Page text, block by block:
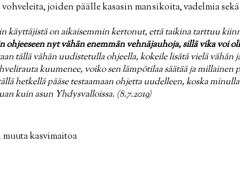
joiden päälle kasasin mansikoita, vadelmia
käyttäjistä on aikaisemmin kertonut, että taikina tarttuu
ohjeeseen nyt vähän enemmän vehnäjauhoja, sillä vika voi
tällä vähän uudistetulla ohjeella, kokeile lisätä vielä vähän
kuumenee, voiko sen lämpötilaa säätää ja millainen
hetkellä pääse testaamaan ohjetta uudelleen, koska
kuin asun Yhdysvalloissa. (8.7.2019)
kasvimaitoa